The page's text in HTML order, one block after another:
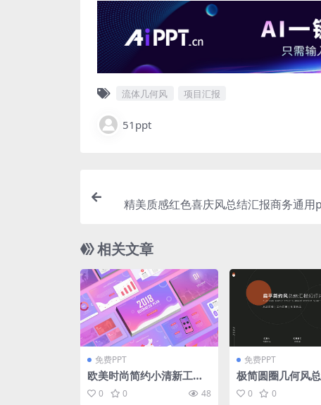
流体几何风 项目汇报
51ppt
精美质感红色喜庆风总结汇报商务通用
相关文章
免费PPT
欧美时尚简约小清新工作
汇报总结ppt模板
0 0 48
免费PPT
极简圆圈几何风
商务通用ppt模板
0 0